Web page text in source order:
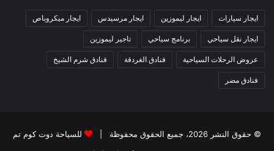
ايجار سيارات ايجار ليموزين ايجار مرسيدس ايجار ميكروباص
ايجار نقل سياحي برنامج سياحي تاجير ليموزين
عروض الرحلات السياحية فنادق الغردقة فنادق شرم الشيخ
فنادق مصر
© حقوق النشر 2026، جميع الحقوق محفوظة |
للسياحة دوت كوم تم